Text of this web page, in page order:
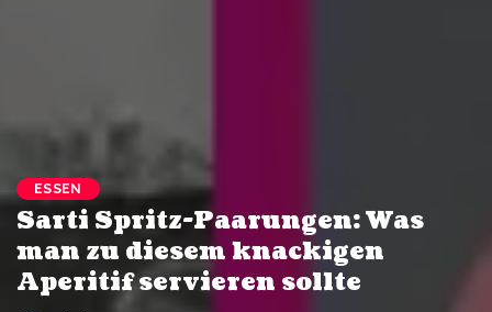
ESSEN
Sarti Spritz-Paarungen: Was
man zu diesem knackigen
Aperitif servieren sollte